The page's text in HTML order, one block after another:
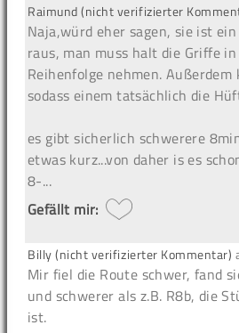
Raimund (nicht verifizierter
Naja,würd eher sagen, sie ist
raus, man muss halt die Griffe
Reihenfolge nehmen. Außerdem
sodass einem tatsächlich die
es gibt sicherlich schwerere
etwas kurz...von daher is es
8-...
Gefällt mir:
Billy (nicht verifizierter Kommentar)
Mir fiel die Route schwer, fand
und schwerer als z.B. R8b, die
ist.